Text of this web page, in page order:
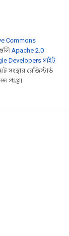
Commons
Apache 2.0
Developers সাইট
রেজিস্টার্ড
প্রাপ্ত।